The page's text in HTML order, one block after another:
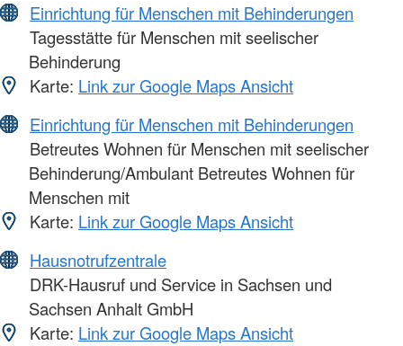
Einrichtung für Menschen mit Behinderungen
Tagesstätte für Menschen mit seelischer
Behinderung
Karte: Link zur Google Maps Ansicht
Einrichtung für Menschen mit Behinderungen
Betreutes Wohnen für Menschen mit seelischer
Behinderung/Ambulant Betreutes Wohnen für
Menschen mit
Karte: Link zur Google Maps Ansicht
Hausnotrufzentrale
DRK-Hausruf und Service in Sachsen und
Sachsen Anhalt GmbH
Karte: Link zur Google Maps Ansicht